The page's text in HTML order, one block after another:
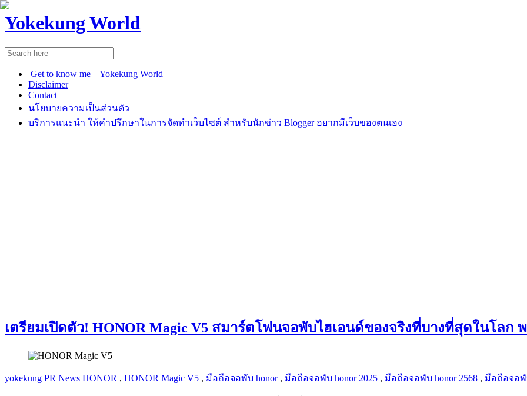
Yokekung World
Get to know me – Yokekung World
Disclaimer
Contact
นโยบายความเป็นส่วนตัว
บริการแนะนำ ให้คำปรึกษาในการจัดทำเว็บไซต์ สำหรับนักข่าว Blogger อยากมีเว็บของตนเอง
เตรียมเปิดตัว! HONOR Magic V5 สมาร์ตโฟนจอพับไฮเอนด์ของจริงที่บางที่สุดในโลก
yokekung PR News HONOR , HONOR Magic V5 , มือถือจอพับ honor, มือถือจอพับ honor 2025 , มือถือจอพับ honor 2568 , มือถือจอพั